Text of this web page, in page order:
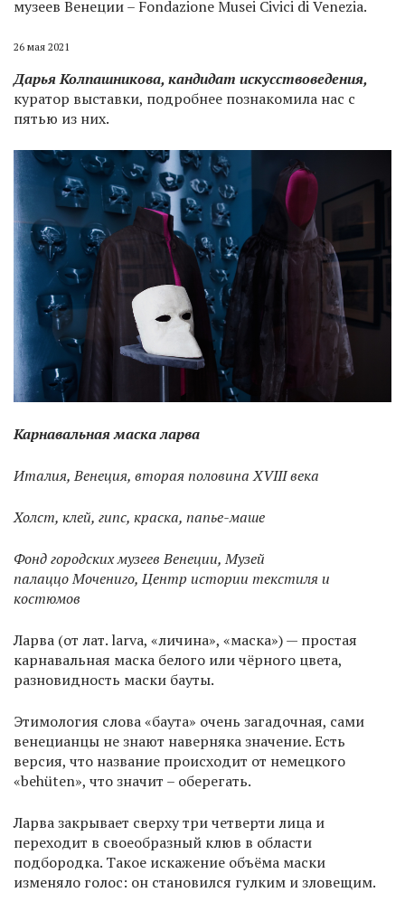
музеев Венеции – Fondazione Musei Civici di Venezia.
26 мая 2021
Дарья Колпашникова, кандидат искусствоведения,
куратор выставки, подробнее познакомила нас с
пятью из них.
Карнавальная маска ларва
Италия, Венеция, вторая половина XVIII века
Холст, клей, гипс, краска, папье-маше
Фонд городских музеев Венеции, Музей
палаццо Мочениго, Центр истории текстиля и
костюмов
Ларва (от лат. larva, «личина», «маска») — простая
карнавальная маска белого или чёрного цвета,
разновидность маски бауты.
Этимология слова «баута» очень загадочная, сами
венецианцы не знают наверняка значение. Есть
версия, что название происходит от немецкого
«behüten», что значит – оберегать.
Ларва закрывает сверху три четверти лица и
переходит в своеобразный клюв в области
подбородка. Такое искажение объёма маски
изменяло голос: он становился гулким и зловещим.